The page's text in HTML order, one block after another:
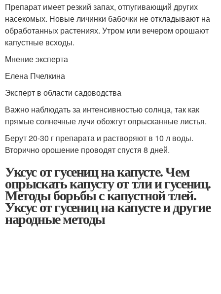
Препарат имеет резкий запах, отпугивающий других
насекомых. Новые личинки бабочки не откладывают на
обработанных растениях. Утром или вечером орошают
капустные всходы.
Мнение эксперта
Елена Пчелкина
Эксперт в области садоводства
Важно наблюдать за интенсивностью солнца, так как
прямые солнечные лучи обожгут опрысканные листья.
Берут 20-30 г препарата и растворяют в 10 л воды.
Вторично орошение проводят спустя 8 дней.
Уксус от гусениц на капусте. Чем
опрыскать капусту от тли и гусениц.
Методы борьбы с капустной тлей.
Уксус от гусениц на капусте и другие
народные методы